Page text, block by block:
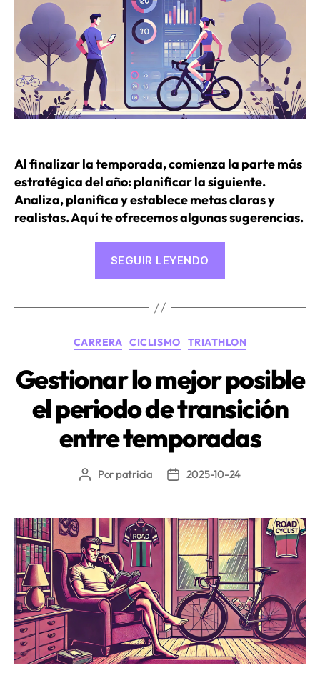
Al finalizar la temporada, comienza la parte más
estratégica del año: planificar la siguiente.
Analiza, planifica y establece metas claras y
realistas. Aquí te ofrecemos algunas sugerencias.
SEGUIR LEYENDO
vida
Cómo
planificar
una
temporada
inteligente
con
Categorías
CARRERA CICLISMO TRIATHLON
Gestionar lo mejor posible
el periodo de transición
entre temporadas
Autor
entrada
Por patricia
Fecha
entrada
2025-10-24